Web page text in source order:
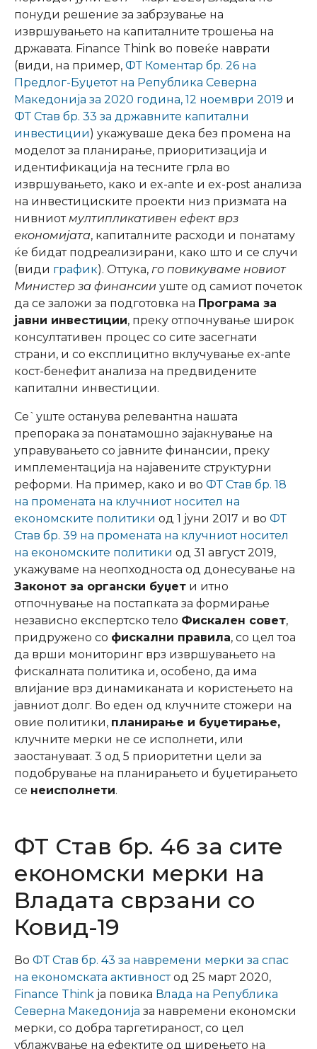
понуди решение за забрзување на
извршувањето на капиталните трошења на
државата. Finance Think во повеќе наврати
(види, на пример, ФТ Коментар бр. 26 на
Предлог-Буџетот на Република Северна
Македонија за 2020 година, 12 ноември 2019 и
ФТ Став бр. 33 за државните капитални
инвестиции) укажуваше дека без промена на
моделот за планирање, приоритизација и
идентификација на тесните грла во
извршувањето, како и ex-ante и ex-post анализа
на инвестициските проекти низ призмата на
нивниотмултипликативен ефект врз
економијата, капиталните расходи и понатаму
ќе бидат подреализирани, како што и се случи
(види график). Оттука, го повикуваме новиот
Министер за финансии уште од самиот почеток
да се заложи за подготовка на Програма за
јавни инвестиции, преку отпочнување широк
консултативен процес со сите засегнати
страни, и со експлицитно вклучување ex-ante
кост-бенефит анализа на предвидените
капитални инвестиции.
Се`уште останува релевантна нашата
препорака за понатамошно зајакнување на
управувањето со јавните финансии, преку
имплементација на најавените структурни
реформи. На пример, како и во ФТ Став бр. 18
на промената на клучниот носител на
економските политики од 1 јуни 2017 и во ФТ
Став бр. 39 на промената на клучниот носител
на економските политики од 31 август 2019,
укажуваме на неопходноста од донесување на
Законот за органски буџет и итно
отпочнување на постапката за формирање
независно експертско тело Фискален совет,
придружено со фискални правила, со цел тоа
да врши мониторинг врз извршувањето на
фискалната политика и, особено, да има
влијание врз динамиканата и користењето на
јавниот долг. Во еден од клучните стожери на
овие политики, планирање и буџетирање,
клучните мерки не се исполнети, или
заостануваат. 3 од 5 приоритетни цели за
подобрување на планирањето и буџетирањето
се неисполнети.
ФТ Став бр. 46 за сите
економски мерки на
Владата сврзани со
Ковид-19
Во ФТ Став бр. 43 за навремени мерки за спас
на економската активностод 25 март 2020,
Finance Think ја повика Влада на Република
Северна Македонија за навремени економски
мерки, со добра таргетираност, со цел
ублажување на ефектите од ширењето на